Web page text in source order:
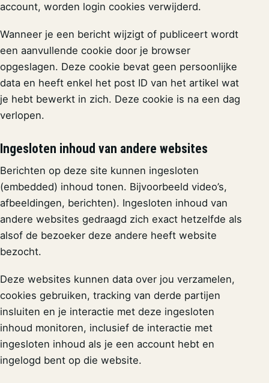
account, worden login cookies verwijderd.
Wanneer je een bericht wijzigt of publiceert wordt
een aanvullende cookie door je browser
opgeslagen. Deze cookie bevat geen persoonlijke
data en heeft enkel het post ID van het artikel wat
je hebt bewerkt in zich. Deze cookie is na een dag
verlopen.
Ingesloten inhoud van andere websites
Berichten op deze site kunnen ingesloten
(embedded) inhoud tonen. Bijvoorbeeld video’s,
afbeeldingen, berichten). Ingesloten inhoud van
andere websites gedraagd zich exact hetzelfde als
alsof de bezoeker deze andere heeft website
bezocht.
Deze websites kunnen data over jou verzamelen,
cookies gebruiken, tracking van derde partijen
insluiten en je interactie met deze ingesloten
inhoud monitoren, inclusief de interactie met
ingesloten inhoud als je een account hebt en
ingelogd bent op die website.